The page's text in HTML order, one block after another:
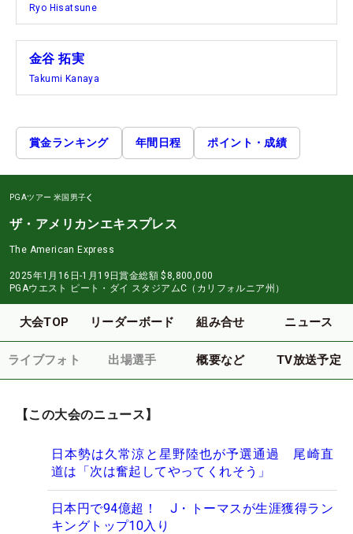
Ryo Hisatsune
金谷 拓実
Takumi Kanaya
賞金ランキング 年間日程 ポイント・成績
PGAツアー 米国男子
ザ・アメリカンエキスプレス
The American Express
2025年1月16日-1月19日賞金総額 $8,800,000
PGAウエスト ピート・ダイ スタジアムC（カリフォルニア州）
大会TOP リーダーボード 組み合せ ニュース
ライブフォト 出場選手 概要など TV放送予定
【この大会のニュース】
日本勢は久常涼と星野陸也が予選通過 尾崎直
道は「次は奮起してやってくれそう」
日本円で94億超！ J・トーマスが生涯獲得ラン
キングトップ10入り